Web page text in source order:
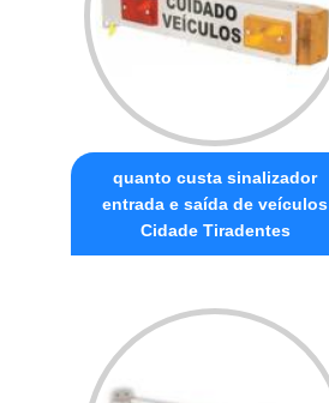
quanto custa sinalizador
entrada e saída de veículos
Cidade Tiradentes